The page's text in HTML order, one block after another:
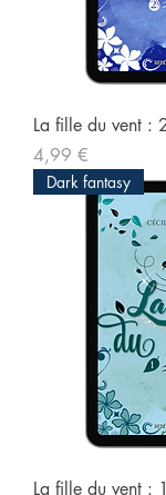
La fille du vent :
Prix
4,99 €
Dark fantasy
La fille du vent :